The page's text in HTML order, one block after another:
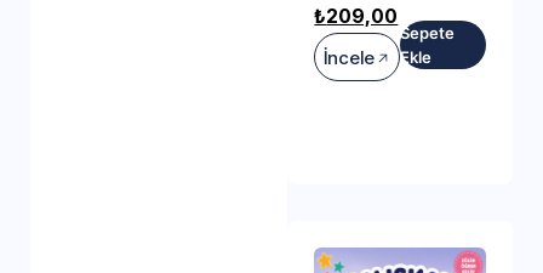
₺209,00
İncele
Sepete
Ekle